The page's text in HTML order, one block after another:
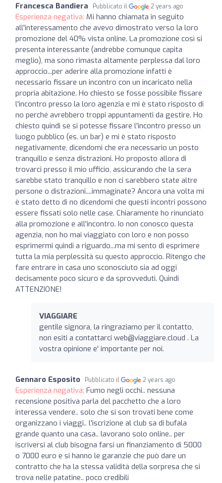
Francesca Bandiera Pubblicato il 2 years ago
Esperienza negativa: Mi hanno chiamata in seguito
all'interessamento che avevo dimostrato verso la loro
promozione del 40% vista online. La promozione così si
presenta interessante (andrebbe comunque capita
meglio), ma sono rimasta altamente perplessa dal loro
approccio...per aderire alla promozione infatti è
necessario fissare un incontro con un incaricato nella
propria abitazione. Ho chiesto se fosse possibile fissare
l'incontro presso la loro agenzia e mi è stato risposto di
no perché avrebbero troppi appuntamenti da gestire. Ho
chiesto quindi se si potesse fissare l'incontro presso un
luogo pubblico (es. un bar) e mi è stato risposto
negativamente, dicendomi che era necessario un posto
tranquillo e senza distrazioni. Ho proposto allora di
trovarci presso il mio ufficio, assicurando che la sera
sarebbe stato tranquillo e non ci sarebbero state altre
persone o distrazioni....immaginate? Ancora una volta mi
è stato detto di no dicendomi che questi incontri possono
essere fissati solo nelle case. Chiaramente ho rinunciato
alla promozione e all'incontro. Io non conosco questa
agenzia, non ho mai viaggiato con loro e non posso
esprimermi quindi a riguardo...ma mi sento di esprimere
tutta la mia perplessità su questo approccio. Ritengo che
fare entrare in casa uno sconosciuto sia ad oggi
decisamente poco sicuro e da sprovveduti. Quindi
ATTENZIONE!
VIAGGIARE
gentile signora, la ringraziamo per il contatto,
non esiti a contattarci web@viaggiare.cloud . La
vostra opinione e' importante per noi.
Gennaro Esposito Pubblicato il 2 years ago
Esperienza negativa: Fumo negli occhi.. nessuna
recensione positiva parla del pacchetto che a loro
interessa vendere.. solo che si son trovati bene come
organizzano i viaggi.. l'iscrizione al club sa di bufala
grande quanto una casa.. lavorano solo online.. per
iscriversi al club bisogna farsi un finanziamento di 5000
o 7000 euro e si hanno le garanzie che può dare un
contratto che ha la stessa validità della sorpresa che si
trova nelle patatine.. poco credibili